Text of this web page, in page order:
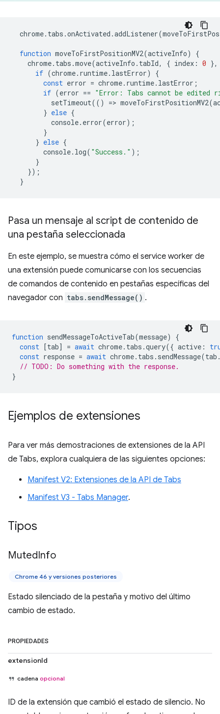
chrome. tabs .onActivated .addListener(
function moveToFirstPositionMV2(activeInfo)
{
chrome. tabs .move(activeInfo . tabId, { index : 0 },
if (chrome. runtime. lastError)
{
const error = chrome. runtime. lastError ;
if (error == "Error: Tabs cannot be edited
setTimeout(() => moveToFirstPositionMV2(
} else {
console. error(error);
}
} else {
console. log( "Success." );
}
});
}
Pasa un mensaje al script de contenido de
una pestaña seleccionada
En este ejemplo, se muestra cómo el service worker de
una extensión puede comunicarse con los secuencias
de comandos de contenido en pestañas específicas del
navegador con tabs.sendMessage() .
function sendMessageToActiveTab(message)
{
const [tab] = await chrome. tabs .query({ active :
const response = await chrome. tabs . sendMessage(tab
// TODO: Do something with the response.
}
Ejemplos de extensiones
Para ver más demostraciones de extensiones de la API
de Tabs, explora cualquiera de las siguientes opciones:
Manifest V2: Extensiones de la API de Tabs
Manifest V3 - Tabs Manager.
Tipos
MutedInfo
Chrome 46 y versiones posteriores
Estado silenciado de la pestaña y motivo del último
cambio de estado.
PROPIEDADES
extensionId
cadena opcional
ID de la extensión que cambió el estado de silencio. No